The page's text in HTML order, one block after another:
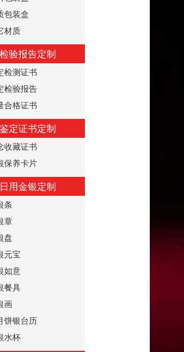
包装盒
材质
检验报告定制
检测证书
检验报告
合格证书
鉴定证书定制
收藏证书
保养卡片
日用金银定制
条
章
盘
元宝
如意
餐具
画
饼银台历
水杯